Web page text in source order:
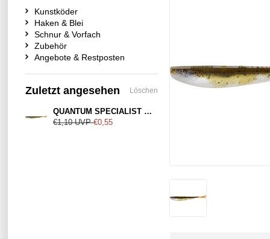
Kunstköder
Haken & Blei
Schnur & Vorfach
Zubehör
Angebote & Restposten
Zuletzt angesehen Löschen
QUANTUM SPECIALIST Q-Fish Spicy Olive 13cm
€1,10UVP €0,55